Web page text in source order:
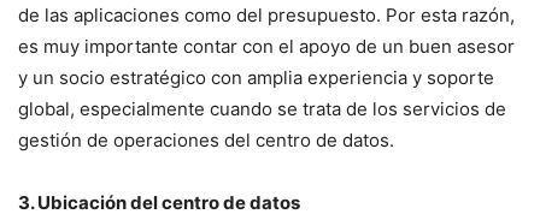
de las aplicaciones como del presupuesto. Por esta razón,
es muy importante contar con el apoyo de un buen asesor
y un socio estratégico con amplia experiencia y soporte
global, especialmente cuando se trata de los servicios de
gestión de operaciones del centro de datos.
3. Ubicación del centro de datos